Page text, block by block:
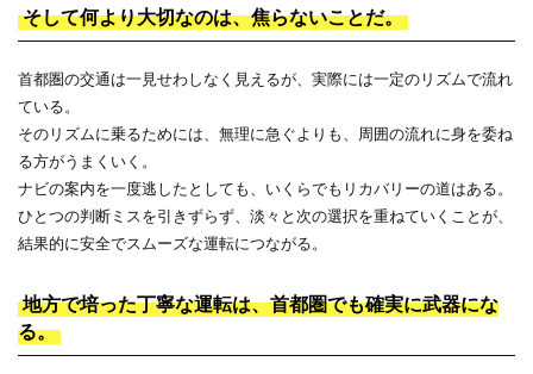
そして何より大切なのは、焦らないことだ。
首都圏の交通は一見せわしなく見えるが、実際には一定のリズムで流れ
ている。
そのリズムに乗るためには、無理に急ぐよりも、周囲の流れに身を委ね
る方がうまくいく。
ナビの案内を一度逃したとしても、いくらでもリカバリーの道はある。
ひとつの判断ミスを引きずらず、淡々と次の選択を重ねていくことが、
結果的に安全でスムーズな運転につながる。
地方で培った丁寧な運転は、首都圏でも確実に武器にな
る。